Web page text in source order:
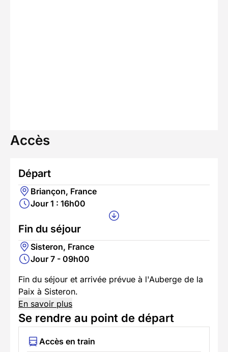
Accès
Départ
Briançon, France
Jour 1 : 16h00
Fin du séjour
Sisteron, France
Jour 7 - 09h00
Fin du séjour et arrivée prévue à l'Auberge de la
Paix à Sisteron.
En savoir plus
Se rendre au point de départ
Accès en train